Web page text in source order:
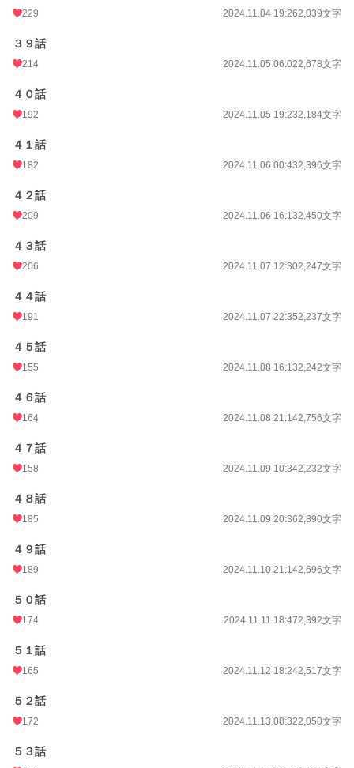
229 2024.11.04 19:262,039文字
３９話
214 2024.11.05 06:022,678文字
４０話
192 2024.11.05 19:232,184文字
４１話
182 2024.11.06 00:432,396文字
４２話
209 2024.11.06 16:132,450文字
４３話
206 2024.11.07 12:302,247文字
４４話
191 2024.11.07 22:352,237文字
４５話
155 2024.11.08 16:132,242文字
４６話
164 2024.11.08 21:142,756文字
４７話
158 2024.11.09 10:342,232文字
４８話
185 2024.11.09 20:362,890文字
４９話
189 2024.11.10 21:142,696文字
５０話
174 2024.11.11 18:472,392文字
５１話
165 2024.11.12 18:242,517文字
５２話
172 2024.11.13 08:322,050文字
５３話